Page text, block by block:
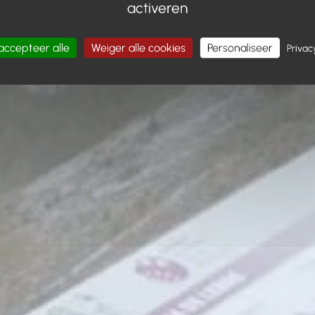
activeren
alle Weiger alle cookies Personaliseer